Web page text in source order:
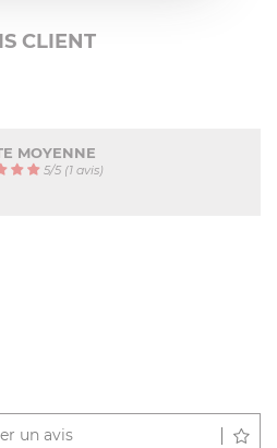
CLIENT
MOYENNE
5/5 (1 avis)
un avis